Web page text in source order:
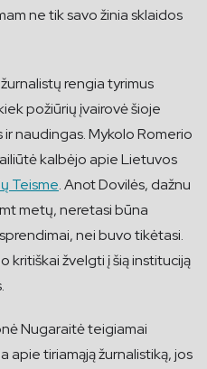
ne tik savo žinia sklaidos
rengia tyrimus
požiūrių įvairovė šioje
naudingas. Mykolo Romerio
kalbėjo apie Lietuvos
Teisme. Anot Dovilės, dažnu
metų, neretasi būna
nei buvo tikėtasi.
kritiškai žvelgti į šią instituciją
Nugaraitė teigiamai
apie tiriamąją žurnalistiką, jos